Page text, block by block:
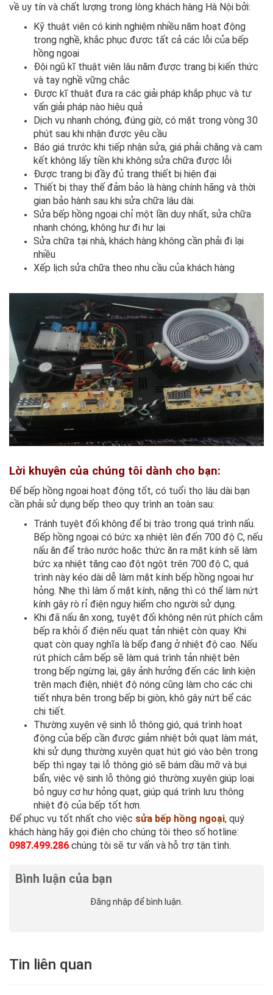
về uy tín và chất lượng trong lòng khách hàng Hà Nội bởi:
Kỹ thuật viên có kinh nghiệm nhiều năm hoạt động
trong nghề, khắc phục được tất cả các lỗi của bếp
hồng ngoại
Đội ngũ kĩ thuật viên lâu năm được trang bị kiến thức
và tay nghề vững chắc
Được kĩ thuật đưa ra các giải pháp khắp phục và tư
vấn giải pháp nào hiệu quả
Dịch vụ nhanh chóng, đúng giờ, có mặt trong vòng 30
phút sau khi nhận được yêu cầu
Báo giá trước khi tiếp nhận sửa, giá phải chăng và cam
kết không lấy tiền khi không sửa chữa được lỗi
Được trang bị đầy đủ trang thiết bị hiện đại
Thiết bị thay thế đảm bảo là hàng chính hãng và thời
gian bảo hành sau khi sửa chữa lâu dài.
Sửa bếp hồng ngoại chỉ một lần duy nhất, sửa chữa
nhanh chóng, không hư đi hư lại
Sửa chữa tại nhà, khách hàng không cần phải đi lại
nhiều
Xếp lịch sửa chữa theo nhu cầu của khách hàng
Lời khuyên của chúng tôi dành cho bạn:
Để bếp hồng ngoại hoạt động tốt, có tuổi thọ lâu dài bạn
cần phải sử dụng bếp theo quy trình an toàn sau:
Tránh tuyệt đối không để bị trào trong quá trình nấu.
Bếp hồng ngoại có bức xạ nhiệt lên đến 700 độ C, nếu
nấu ăn để trào nước hoặc thức ăn ra mặt kính sẽ làm
bức xạ nhiệt tăng cao đột ngột trên 700 độ C, quá
trình này kéo dài dễ làm mặt kính bếp hồng ngoại hư
hỏng. Nhẹ thì làm ố mặt kính, nặng thì có thể làm nứt
kính gây rò rỉ điện nguy hiểm cho người sử dụng.
Khi đã nấu ăn xong, tuyệt đối không nên rút phích cắm
bếp ra khỏi ổ điện nếu quạt tản nhiệt còn quay. Khi
quạt còn quay nghĩa là bếp đang ở nhiệt độ cao. Nếu
rút phích cắm bếp sẽ làm quá trình tản nhiệt bên
trong bếp ngừng lại, gây ảnh hưởng đến các linh kiện
trên mạch điện, nhiệt độ nóng cũng làm cho các chi
tiết nhựa bên trong bếp bị giòn, khô gây nứt bể các
chi tiết.
Thường xuyên vệ sinh lỗ thông gió, quá trình hoạt
động của bếp cần được giảm nhiệt bởi quạt làm mát,
khi sử dụng thường xuyên quạt hút gió vào bên trong
bếp thì ngay tại lỗ thông gió sẽ bám dầu mỡ và bụi
bẩn, việc vệ sinh lỗ thông gió thường xuyên giúp loại
bỏ nguy cơ hư hỏng quạt, giúp quá trình lưu thông
nhiệt độ của bếp tốt hơn.
Để phục vụ tốt nhất cho việc sửa bếp hồng ngoại, quý
khách hàng hãy gọi điện cho chúng tôi theo số hotline:
0987.499.286 chúng tôi sẽ tư vấn và hỗ trợ tận tình.
Bình luận của bạn
Đăng nhập để bình luận.
Tin liên quan